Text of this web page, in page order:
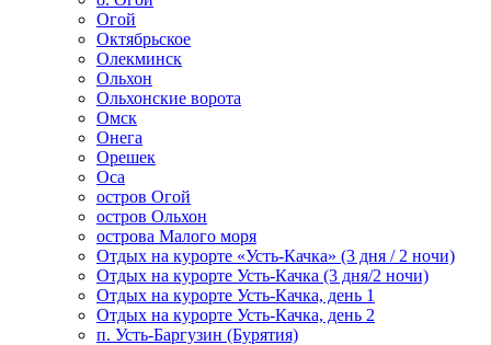
Огой
Октябрьское
Олекминск
Ольхон
Ольхонские ворота
Омск
Онега
Орешек
Оса
остров Огой
остров Ольхон
острова Малого моря
Отдых на курорте «Усть-Качка» (3 дня / 2 ночи)
Отдых на курорте Усть-Качка (3 дня/2 ночи)
Отдых на курорте Усть-Качка, день 1
Отдых на курорте Усть-Качка, день 2
п. Усть-Баргузин (Бурятия)